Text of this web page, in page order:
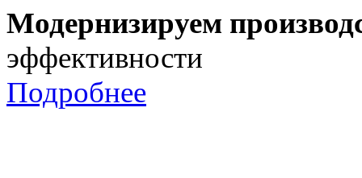
Модернизируем
эффективности
Подробнее